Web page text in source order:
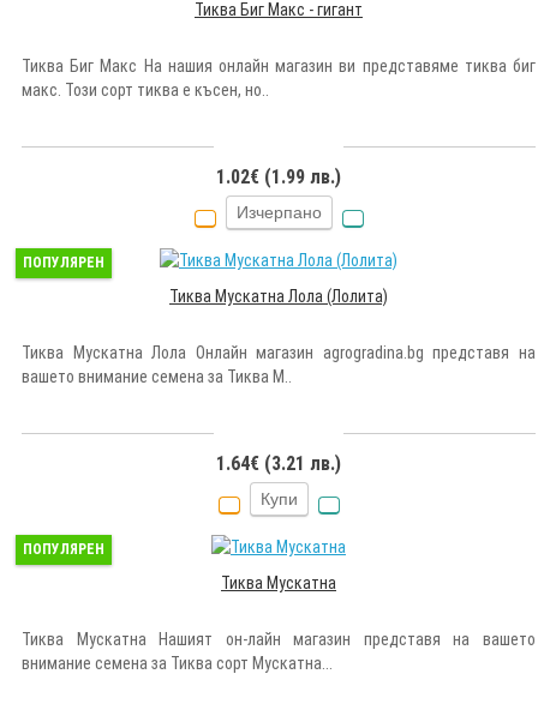
Тиква Биг Макс - гигант
Тиква Биг Макс На нашия онлайн магазин ви представяме тиква биг
макс. Този сорт тиква е късен, но..
1.02€ (1.99 лв.)
Изчерпано
ПОПУЛЯРЕН
Тиква Мускатна Лола (Лолита)
Тиква Мускатна Лола Онлайн магазин agrogradina.bg представя на
вашето внимание семена за Тиква М..
1.64€ (3.21 лв.)
Купи
ПОПУЛЯРЕН
Тиква Мускатна
Тиква Мускатна Нашият он-лайн магазин представя на вашето
внимание семена за Тиква сорт Мускатна...